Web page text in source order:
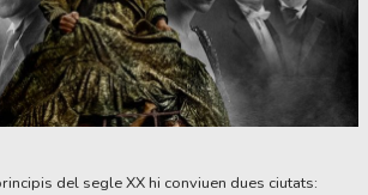
del segle XX hi conviuen dues ciutats: